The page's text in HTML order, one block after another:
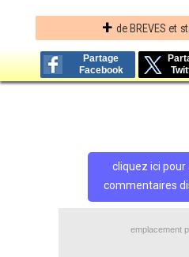
+ de BREVES et
Partage
Facebook
cliquez ici pour
commentaires
emplacement